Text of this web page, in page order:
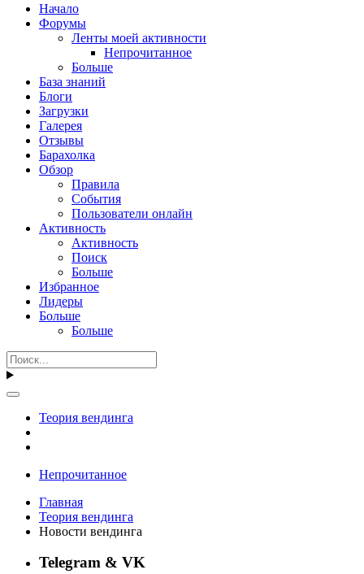
Начало
Форумы
Ленты моей активности
Непрочитанное
Больше
База знаний
Блоги
Загрузки
Галерея
Отзывы
Барахолка
Обзор
Правила
События
Пользователи онлайн
Активность
Активность
Поиск
Больше
Избранное
Лидеры
Больше
Больше
Теория вендинга
Непрочитанное
Главная
Теория вендинга
Новости вендинга
Telegram & VK